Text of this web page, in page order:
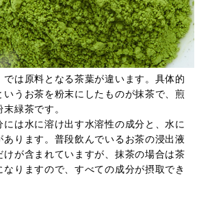
では原料となる茶葉が違います。具体的
うお茶を粉末にしたものが抹茶で、煎
緑茶です。
は水に溶け出す水溶性の成分と、水に
ります。普段飲んでいるお茶の浸出液
が含まれていますが、抹茶の場合は茶
りますので、すべての成分が摂取でき